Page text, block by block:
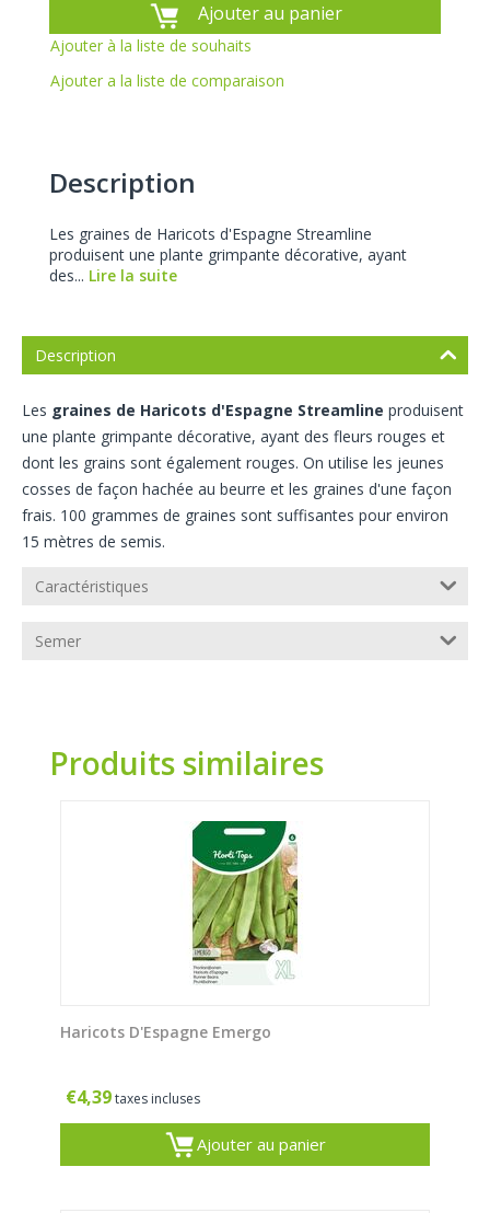
Ajouter au panier
Ajouter à la liste de souhaits
Ajouter a la liste de comparaison
Description
Les graines de Haricots d'Espagne Streamline
produisent une plante grimpante décorative, ayant
des... Lire la suite
Description
Les graines de Haricots d'Espagne Streamline produisent
une plante grimpante décorative, ayant des fleurs rouges et
dont les grains sont également rouges. On utilise les jeunes
cosses de façon hachée au beurre et les graines d'une façon
frais. 100 grammes de graines sont suffisantes pour environ
15 mètres de semis.
Caractéristiques
Semer
Produits similaires
Haricots D'Espagne Emergo
€4,39taxes incluses
Ajouter au panier